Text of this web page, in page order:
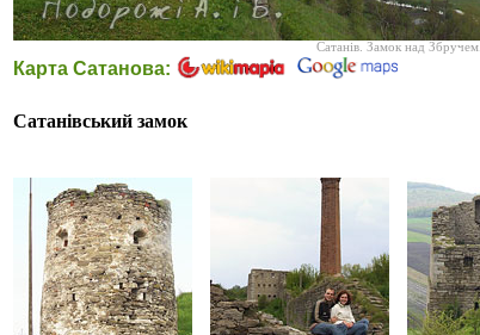
Сатанів. Замок над Збручем.
Карта Сатанова:
Сатанівський замок